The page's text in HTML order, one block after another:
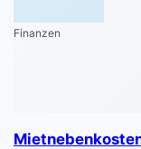
Finanzen